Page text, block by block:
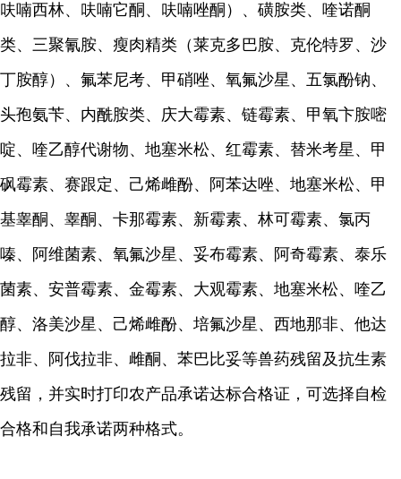
呋喃西林、呋喃它酮、呋喃唑酮）、磺胺类、喹诺酮
类、三聚氰胺、瘦肉精类（莱克多巴胺、克伦特罗、沙
丁胺醇）、氟苯尼考、甲硝唑、氧氟沙星、五氯酚钠、
头孢氨苄、内酰胺类、庆大霉素、链霉素、甲氧卞胺嘧
啶、喹乙醇代谢物、地塞米松、红霉素、替米考星、甲
砜霉素、赛跟定、己烯雌酚、阿苯达唑、地塞米松、甲
基睾酮、睾酮、卡那霉素、新霉素、林可霉素、氯丙
嗪、阿维菌素、氧氟沙星、妥布霉素、阿奇霉素、泰乐
菌素、安普霉素、金霉素、大观霉素、地塞米松、喹乙
醇、洛美沙星、己烯雌酚、培氟沙星、西地那非、他达
拉非、阿伐拉非、雌酮、苯巴比妥等兽药残留及抗生素
残留，并实时打印农产品承诺达标合格证，可选择自检
合格和自我承诺两种格式。